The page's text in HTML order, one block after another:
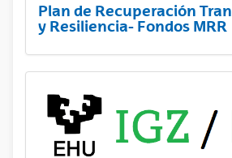
Plan de Recuperación
y Resiliencia- Fondos MRR